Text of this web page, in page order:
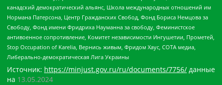
канадский демократический альянс, Школа международных отношений им
Нормана Патерсона, Центр Гражданских Свобод, Фонд Бориса Немцова за
Свободу, Фонд имени Фридриха Науманна за свободу, Феминистское
антивоенное сопротивление, Комитет независимости Ингушетии, Прометей,
Stop Occupation of Karelia, Вернись живым, Фридом Хаус, СОТА медиа,
Либерально-демократическая Лига Украины
Источник: https://minjust.gov.ru/ru/documents/7756/ данные
на 13.05.2024